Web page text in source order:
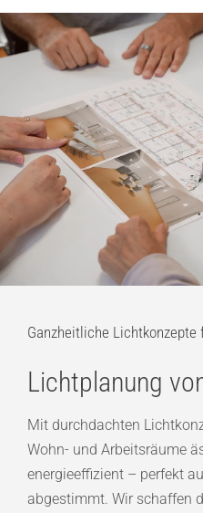
Ganzheitliche Lichtkonzepte
Lichtplanung
Mit durchdachten
Wohn- und Arbeitsräume
energieeffizient – perfekt
abgestimmt. Wir schaffen